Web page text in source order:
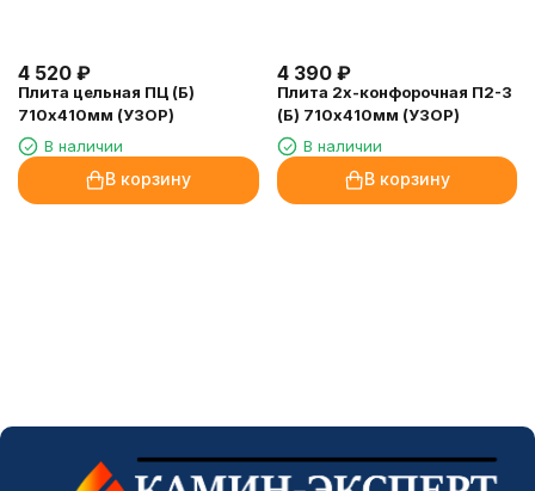
4 520 ₽
Плита цельная ПЦ (Б)
710х410мм (УЗОР)
В наличии
В корзину
4 390 ₽
Плита 2х-конфорочная П2-3
(Б) 710х410мм (УЗОР)
В наличии
В корзину